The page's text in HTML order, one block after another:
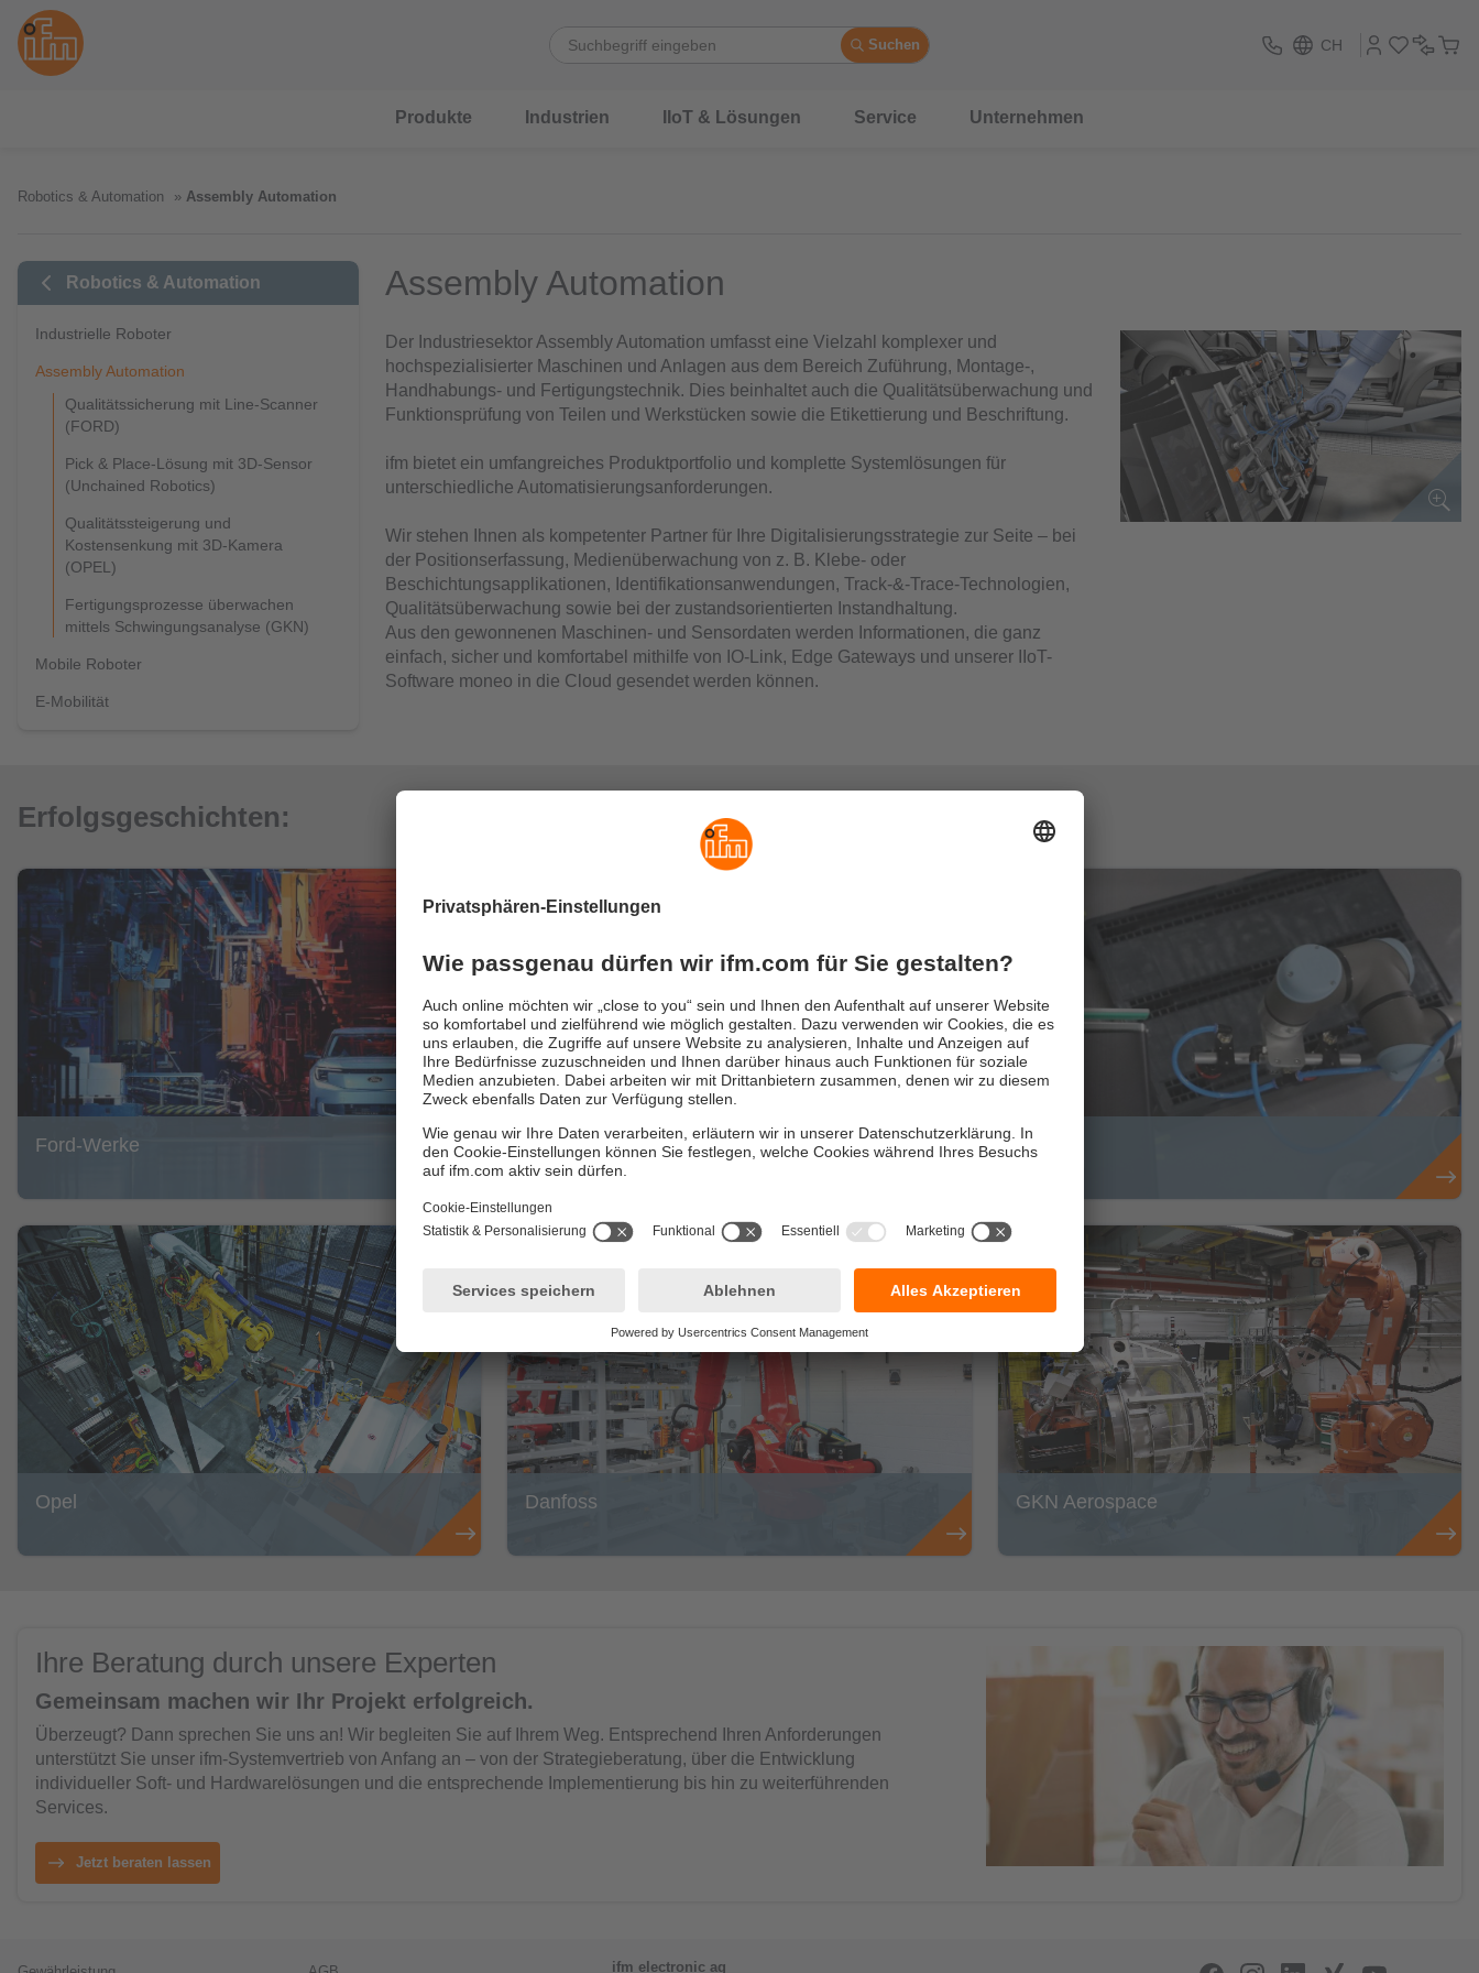
Suchen CH
Produkte Industrien IIoT & Lösungen Service Unternehmen
Robotics & Automation Assembly Automation
Robotics & Automation
Industrielle Roboter
Assembly Automation
Qualitätssicherung mit Line-Scanner
(FORD)
Pick & Place-Lösung mit 3D-Sensor
(Unchained Robotics)
Qualitätssteigerung und
Kostensenkung mit 3D-Kamera
(OPEL)
Fertigungsprozesse überwachen
mittels Schwingungsanalyse (GKN)
Mobile Roboter
E-Mobilität
Assembly Automation
Der Industriesektor Assembly Automation umfasst eine Vielzahl komplexer und
hochspezialisierter Maschinen und Anlagen aus dem Bereich Zuführung, Montage-,
Handhabungs- und Fertigungstechnik. Dies beinhaltet auch die Qualitätsüberwachung und
Funktionsprüfung von Teilen und Werkstücken sowie die Etikettierung und Beschriftung.
ifm bietet ein umfangreiches Produktportfolio und komplette Systemlösungen für
unterschiedliche Automatisierungsanforderungen.
Wir stehen Ihnen als kompetenter Partner für Ihre Digitalisierungsstrategie zur Seite – bei
der Positionserfassung, Medienüberwachung von z. B. Klebe- oder
Beschichtungsapplikationen, Identifikationsanwendungen, Track-&-Trace-Technologien,
Qualitätsüberwachung sowie bei der zustandsorientierten Instandhaltung.
Aus den gewonnenen Maschinen- und Sensordaten werden Informationen, die ganz
einfach, sicher und komfortabel mithilfe von IO-Link, Edge Gateways und unserer IIoT-
Software moneo in die Cloud gesendet werden können.
Erfolgsgeschichten:
Ford-Werke Unchained Robotics
Opel Danfoss GKN Aerospace
Ihre Beratung durch unsere Experten
Gemeinsam machen wir Ihr Projekt erfolgreich.
Überzeugt? Dann sprechen Sie uns an! Wir begleiten Sie auf Ihrem Weg. Entsprechend Ihren Anforderungen
unterstützt Sie unser ifm-Systemvertrieb von Anfang an – von der Strategieberatung, über die Entwicklung
individueller Soft- und Hardwarelösungen und die entsprechende Implementierung bis hin zu weiterführenden
Services.
Jetzt beraten lassen
ifm electronic ag